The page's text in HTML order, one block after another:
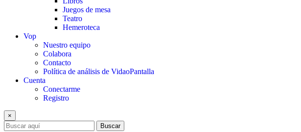
Juegos de mesa
Teatro
Hemeroteca
Vop
Nuestro equipo
Colabora
Contacto
Política de análisis de VidaoPantalla
Cuenta
Conectarme
Registro
×
Buscar